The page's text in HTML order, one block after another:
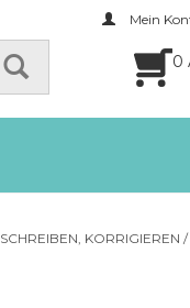
Mein
0
SCHREIBEN, KORRIGIEREN /